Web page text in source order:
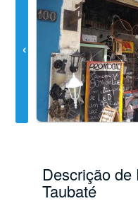
Descrição
Taubaté